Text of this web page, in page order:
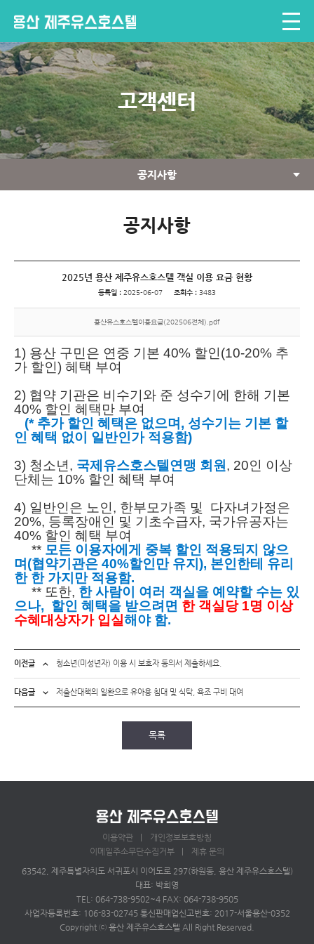
고객센터
공지사항
공지사항
2025년 용산 제주유스호스텔 객실 이용 요금 현황
등록일 : 2025-06-07 조회수 : 3483
용산유스호스텔이용요금(202506전체).pdf
1) 용산 구민은 연중 기본 40% 할인(10-20% 추
가 할인) 혜택 부여
2) 협약 기관은 비수기와 준 성수기에 한해 기본
40% 할인 혜택만 부여
(* 추가 할인 혜택은 없으며, 성수기는 기본 할
인 혜택 없이 일반인가 적용함)
3) 청소년, 국제유스호스텔연맹 회원 , 20인 이상
단체는 10% 할인 혜택 부여
4) 일반인은 노인, 한부모가족 및
다자녀가정은
20%, 등록장애인 및 기초수급자, 국가유공자는
40% 할인 혜택 부여
** 모든 이용자에게 중복 할인 적용되지 않으
며(협약기관은 40%할인만 유지), 본인한테 유리
한 한 가지만 적용함.
** 또한, 한 사람이 여러 객실을 예약할 수는 있
으나, 할인 혜택을 받으려면 한 객실당 1명 이상
수혜대상자가 입실해야 함.
이전글 청소년(미성년자) 이용 시 보호자 동의서 제출하세요.
다음글 저출산대책의 일환으로 유아용 침대 및 식탁, 욕조 구비 대여
목록
이용약관
개인정보보호방침
이메일주소무단수집거부
제휴 문의
63542, 제주특별자치도 서귀포시 이어도로 297(하원동, 용산 제주유스호스텔)
대표: 박희영
TEL: 064-738-9502~4 FAX: 064-738-9505
사업자등록번호: 106-83-02745 통신판매업신고번호: 2017-서울용산-0352
Copyright ⓒ 용산 제주유스호스텔 All Right Reserved.